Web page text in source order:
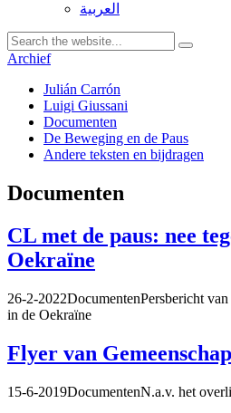
العربية
Archief
Julián Carrón
Luigi Giussani
Documenten
De Beweging en de Paus
Andere teksten en bijdragen
Documenten
CL met de paus: nee
Oekraïne
26-2-2022DocumentenPersbericht
in de Oekraïne
Flyer van
15-6-2019DocumentenN.a.v. het